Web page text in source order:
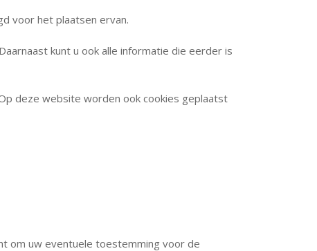
voor het plaatsen ervan.
kunt u ook alle informatie die eerder is
deze website worden ook cookies geplaatst
om uw eventuele toestemming voor de